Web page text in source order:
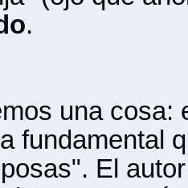
.
una cosa:
fundamental
El